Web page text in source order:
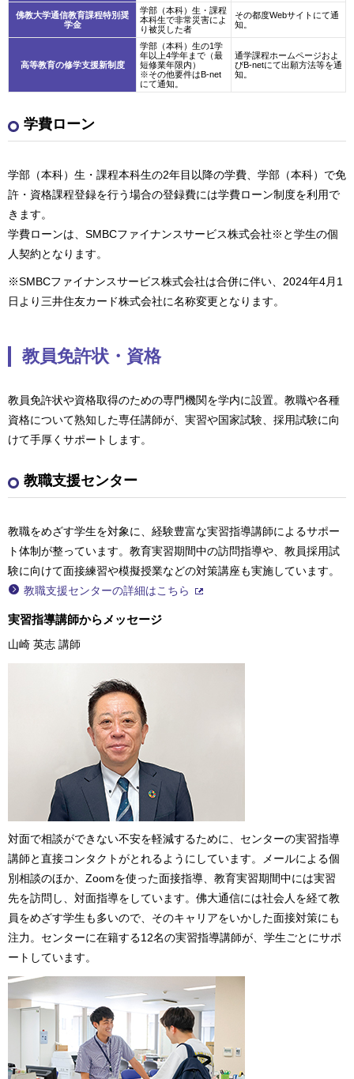
佛教大学通信教育課程特別奨
学金
学部（本科）生・課程
本科生で非常災害によ
り被災した者
その都度Webサイトにて通
知。
高等教育の修学支援新制度
学部（本科）生の1学
年以上4学年まで（最
短修業年限内）
※その他要件はB-net
にて通知。
通学課程ホームページおよ
びB-netにて出願方法等を通
知。
学費ローン
学部（本科）生・課程本科生の2年目以降の学費、学部（本科）で免
許・資格課程登録を行う場合の登録費には学費ローン制度を利用で
きます。
学費ローンは、SMBCファイナンスサービス株式会社※と学生の個
人契約となります。
※SMBCファイナンスサービス株式会社は合併に伴い、2024年4月1
日より三井住友カード株式会社に名称変更となります。
教員免許状・資格
教員免許状や資格取得のための専門機関を学内に設置。教職や各種
資格について熟知した専任講師が、実習や国家試験、採用試験に向
けて手厚くサポートします。
教職支援センター
教職をめざす学生を対象に、経験豊富な実習指導講師によるサポー
ト体制が整っています。教育実習期間中の訪問指導や、教員採用試
験に向けて面接練習や模擬授業などの対策講座も実施しています。
教職支援センターの詳細はこちら
実習指導講師からメッセージ
山崎 英志 講師
対面で相談ができない不安を軽減するために、センターの実習指導
講師と直接コンタクトがとれるようにしています。メールによる個
別相談のほか、Zoomを使った面接指導、教育実習期間中には実習
先を訪問し、対面指導をしています。佛大通信には社会人を経て教
員をめざす学生も多いので、そのキャリアをいかした面接対策にも
注力。センターに在籍する12名の実習指導講師が、学生ごとにサポ
ートしています。